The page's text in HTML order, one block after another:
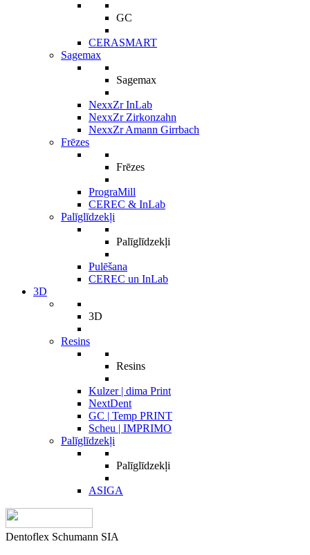
GC
CERASMART
Sagemax
Sagemax
NexxZr InLab
NexxZr Zirkonzahn
NexxZr Amann Girrbach
Frēzes
Frēzes
PrograMill
CEREC & InLab
Palīglīdzekļi
Palīglīdzekļi
Pulēšana
CEREC un InLab
3D
3D
Resins
Resins
Kulzer | dima Print
NextDent
GC | Temp PRINT
Scheu | IMPRIMO
Palīglīdzekļi
Palīglīdzekļi
ASIGA
Dentoflex Schumann SIA